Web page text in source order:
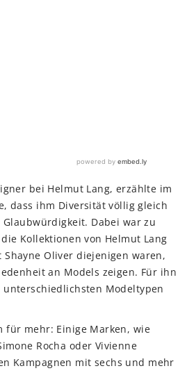
bei Helmut Lang, erzählte im
dass ihm Diversität völlig gleich
Dabei war zu
Kollektionen von Helmut Lang
Oliver diejenigen waren,
an Models zeigen. Für ihn
Modeltypen
für mehr: Einige Marken, wie
Rocha oder Vivienne
Kampagnen mit sechs und mehr